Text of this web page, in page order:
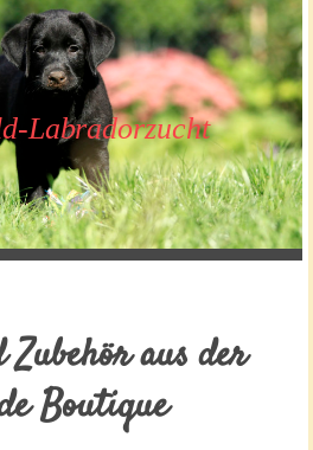
Labradorzucht
Zubehör aus der
Boutique